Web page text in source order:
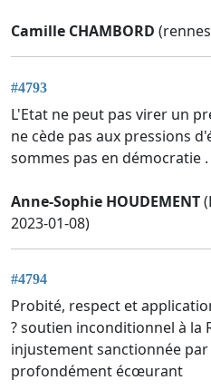
Camille CHAMBORD
#4793
L'Etat ne peut pas virer un
ne cède pas aux pressions
sommes pas en démocratie .
Anne-Sophie HOUDEMENT
2023-01-08)
#4794
Probité, respect et
? soutien inconditionnel à la
injustement sanctionnée
profondément écœurant